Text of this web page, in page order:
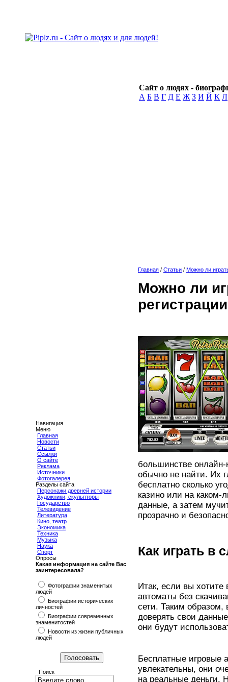
Сайт о людях -
А Б В Г Д Е Ж З И Й К Л
Навигация
Меню
Главная
Новости
Статьи
Ссылки
О сайте
Реклама
Источники
Фотогалерея
Разделы сайта
Персонажи древней истории
Художники, скульпторы
Государство
Телевидение
Литература
Кино, театр
Экономика
Техника
Музыка
Наука
Спорт
Опросы
Какая информация на сайте Вас
заинтересовала?
Фотографии знаменитых
людей
Биографии исторических
личностей
Биографии современных
знаменитостей
Новости из жизни публичных
людей
Поиск
Главная / Статьи / Можно ли
Можно ли
большинстве онлайн-
обычно не найти. Их
бесплатно сколько
казино или на каком-
данные, а затем
прозрачно и
Как играть в
Итак, если вы хотите
автоматы без
сети. Таким образом,
доверять свои
они будут
Бесплатные игровые
увлекательны, они
на реальные деньги.